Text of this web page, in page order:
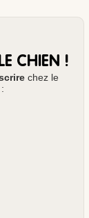
CHIEN !
chez le